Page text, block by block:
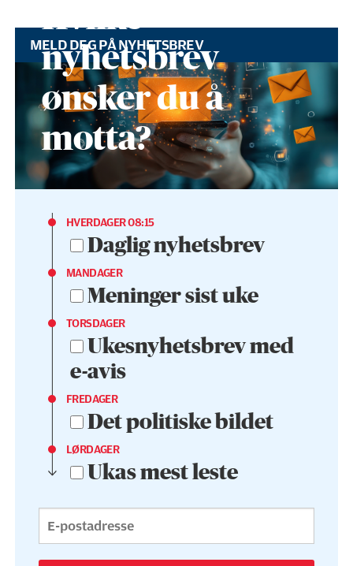
MELD DEG PÅ NYHETSBREV
Hvilke
nyhetsbrev
ønsker du å
motta?
HVERDAGER 08:15
Daglig nyhetsbrev
MANDAGER
Meninger sist uke
TORSDAGER
Ukesnyhetsbrev med
e-avis
FREDAGER
Det politiske bildet
LØRDAGER
Ukas mest leste